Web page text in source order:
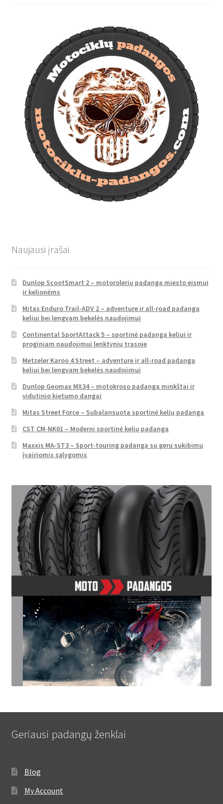
Naujausi įrašai
Dunlop ScootSmart 2 – motorolerių padanga miesto eismui
ir kelionėms
Mitas Enduro Trail-ADV 2 – adventure ir all-road padanga
keliui bei lengvam bekelės naudojimui
Continental SportAttack 5 – sportinė padanga keliui ir
proginiam naudojimui lenktynių trasoje
Metzeler Karoo 4 Street – adventure ir all-road padanga
keliui bei lengvam bekelės naudojimui
Dunlop Geomax MX34 – motokroso padanga minkštai ir
vidutinio kietumo dangai
Mitas Street Force – Subalansuota sportinė kelių padanga
CST CM-NK01 – Moderni sportinė kelių padanga
Maxxis MA-ST3 – Sport-touring padanga su geru sukibimu
įvairiomis sąlygomis
Geriausi padangų ženklai
Blog
My Account